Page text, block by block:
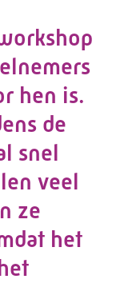
hen is.
de
snel
veel
ze
het